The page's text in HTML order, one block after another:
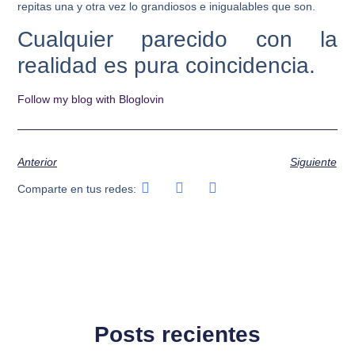
repitas una y otra vez lo grandiosos e inigualables que son.
Cualquier parecido con la
realidad es pura coincidencia.
Follow my blog with Bloglovin
Anterior Siguiente
Comparte en tus redes:
Posts recientes